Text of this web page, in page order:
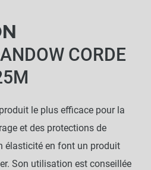
CORDE
le plus efficace pour la
et des protections de
élasticité en font un produit
Son utilisation est conseillée